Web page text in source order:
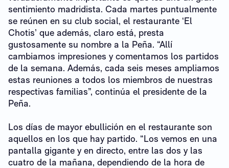
sentimiento madridista. Cada martes puntualmente
se reúnen en su club social, el restaurante ‘El
Chotis’ que además, claro está, presta
gustosamente su nombre a la Peña. “Allí
cambiamos impresiones y comentamos los partidos
de la semana. Además, cada seis meses ampliamos
estas reuniones a todos los miembros de nuestras
respectivas familias”, continúa el presidente de la
Peña.
Los días de mayor ebullición en el restaurante son
aquellos en los que hay partido. “Los vemos en una
pantalla gigante y en directo, entre las dos y las
cuatro de la mañana, dependiendo de la hora de